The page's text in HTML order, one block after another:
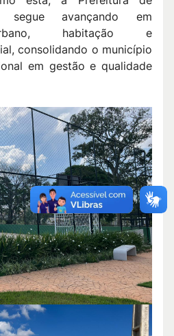
segue avançando em
habitação e
consolidando o município
em gestão e qualidade